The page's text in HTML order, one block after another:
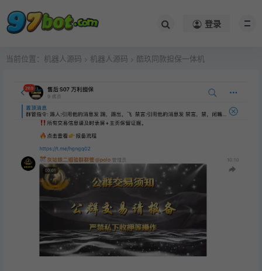
登录
当前位置： 机器人源码 > 机器人源码 > 酷玖同款担保一体机